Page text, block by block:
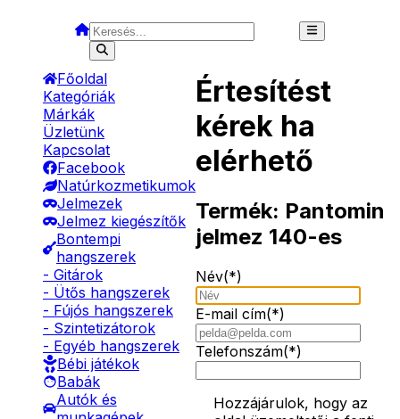
Főoldal
Kategóriák
Márkák
Üzletünk
Kapcsolat
Facebook
Natúrkozmetikumok
Jelmezek
Jelmez kiegészítők
Bontempi
hangszerek
- Gitárok
- Ütős hangszerek
- Fújós hangszerek
- Szintetizátorok
- Egyéb hangszerek
Bébi játékok
Babák
Autók és
Értesítést
kérek ha
elérhető
Termék: Pantomin
jelmez 140-es
Név(*)
E-mail cím(*)
Telefonszám(*)
Hozzájárulok, hogy az